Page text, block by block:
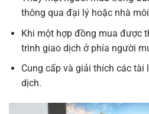
thông qua đại lý hoặc nhà
Khi một hợp đồng mua được
trình giao dịch ở phía người
Cung cấp và giải thích các tài
dịch.